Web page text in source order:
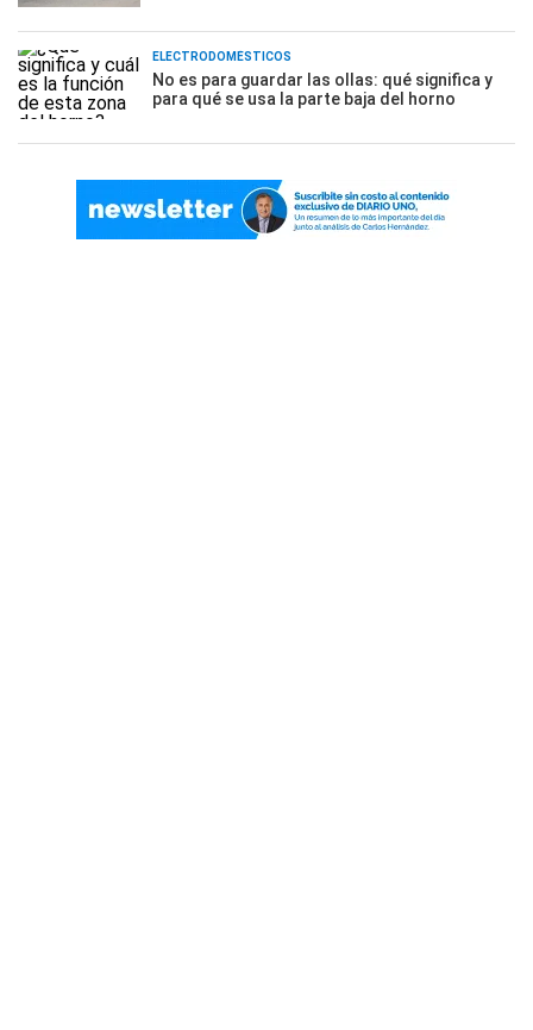
ELECTRODOMÉSTICOS
No es para guardar las ollas: qué significa y
para qué se usa la parte baja del horno